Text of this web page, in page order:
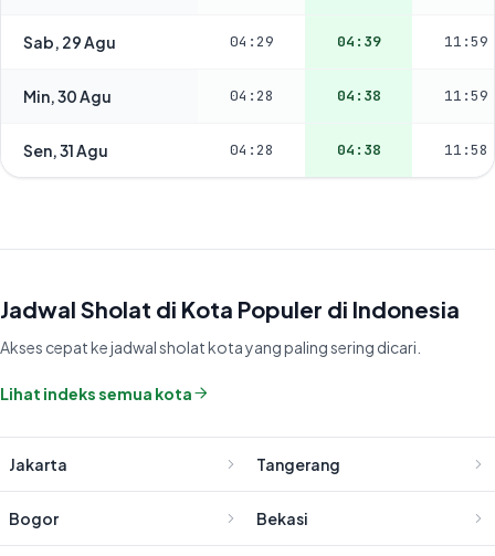
Sab, 29 Agu 04:29 04:39 11:59
Min, 30 Agu 04:28 04:38 11:59
Sen, 31 Agu 04:28 04:38 11:58
Jadwal Sholat di Kota Populer di Indonesia
Akses cepat ke jadwal sholat kota yang paling sering dicari.
Lihat indeks semua kota
Jakarta Tangerang
Bogor Bekasi